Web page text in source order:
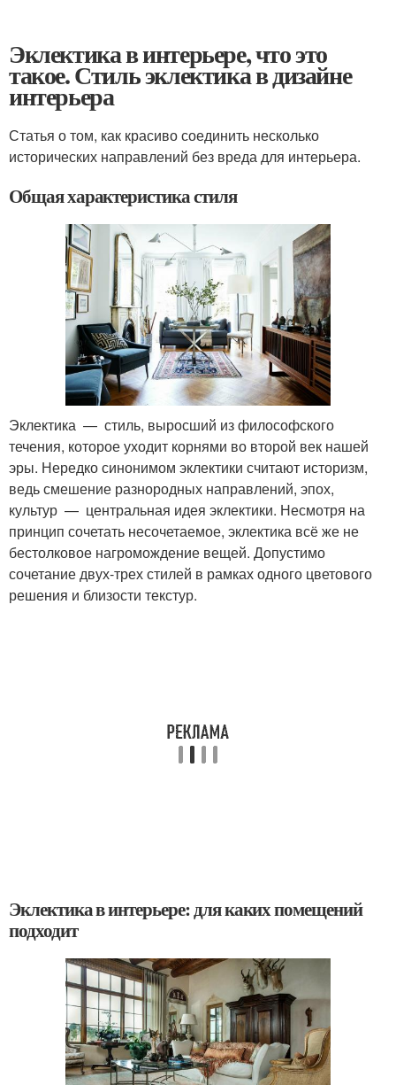
Эклектика в интерьере, что это
такое. Стиль эклектика в дизайне
интерьера
Статья о том, как красиво соединить несколько
исторических направлений без вреда для интерьера.
Общая характеристика стиля
Эклектика — стиль, выросший из философского
течения, которое уходит корнями во второй век нашей
эры. Нередко синонимом эклектики считают историзм,
ведь смешение разнородных направлений, эпох,
культур — центральная идея эклектики. Несмотря на
принцип сочетать несочетаемое, эклектика всё же не
бестолковое нагромождение вещей. Допустимо
сочетание двух-трех стилей в рамках одного цветового
решения и близости текстур.
Эклектика в интерьере: для каких помещений
подходит